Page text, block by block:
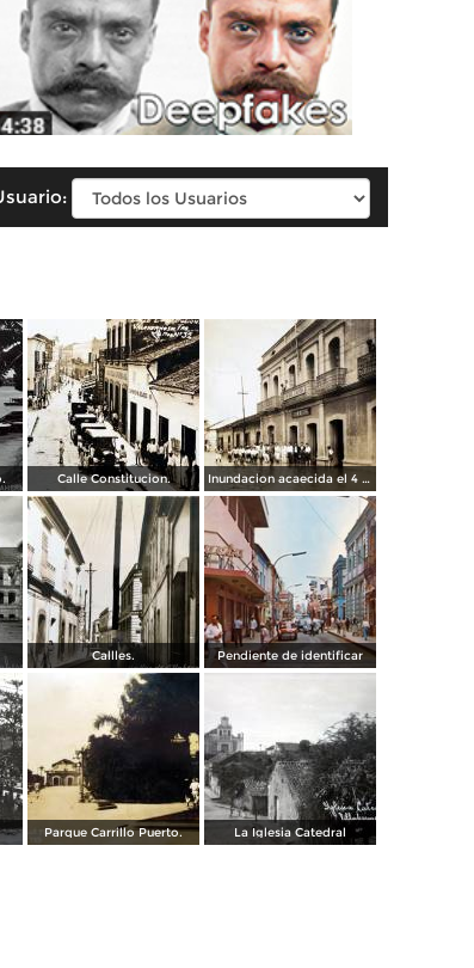
Calle Constitucion. Inundacion acaecida el 4 de Noviembre de 1930.
Callles. Pendiente de identificar
Parque Carrillo Puerto. La Iglesia Catedral